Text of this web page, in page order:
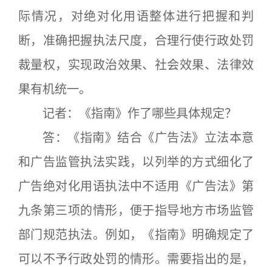
际情况，对绝对化用语整体进行把握和判
断，准确把握执法尺度，合理行使行政处罚
裁量权，实现政治效果、社会效果、法律效
果有机统一。
记者：《指南》作了哪些具体规定？
答：《指南》结合《广告法》立法本意
和广告监管执法实践，以列举的方式细化了
广告绝对化用语执法中不适用《广告法》第
九条第三项的情形，便于指导地方市场监管
部门规范执法。例如，《指南》明确规定了
可以不予行政处罚的情形。需要指出的是，